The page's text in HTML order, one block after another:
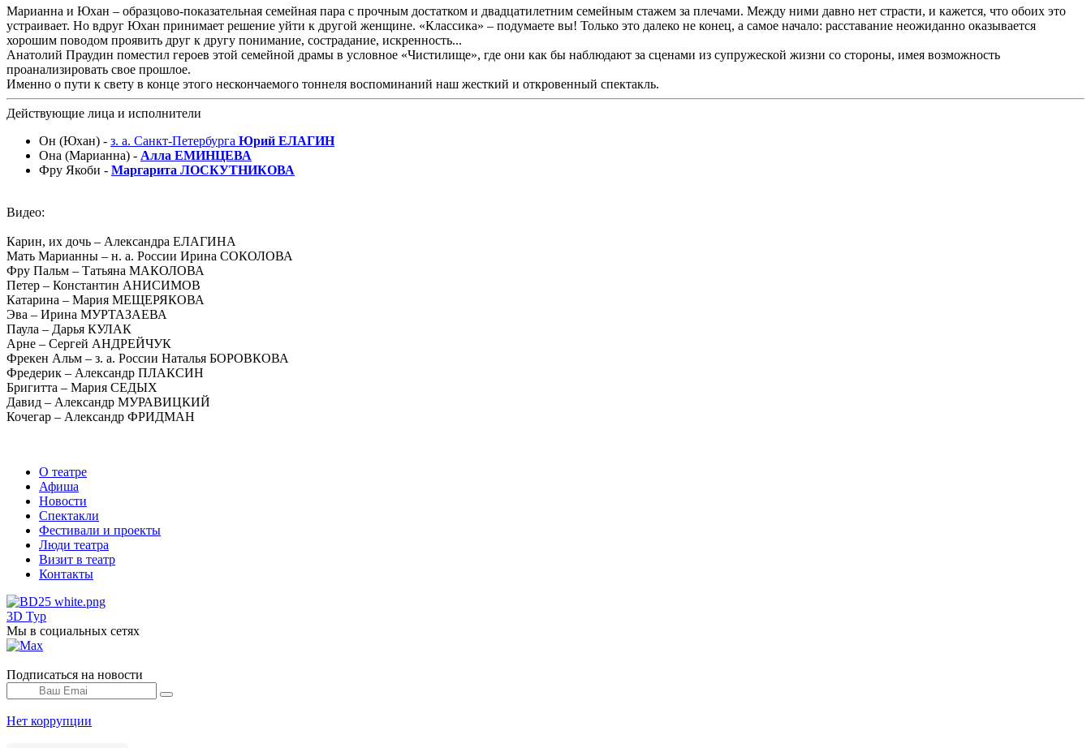
Марианна и Юхан – образцово-показательная семейная пара с прочным достатком и двадцатилетним семейным стажем за плечами. Между ними давно нет страсти, и кажется, что обоих это
устраивает. Но вдруг Юхан принимает решение уйти к другой женщине. «Классика» – подумаете вы! Только это далеко не конец, а самое начало: расставание неожиданно оказывается
хорошим поводом проявить друг к другу понимание, сострадание, искренность...
Анатолий Праудин поместил героев этой семейной драмы в условное «Чистилище», где они как бы наблюдают за сценами из супружеской жизни со стороны, имея возможность
проанализировать свое прошлое.
Именно о пути к свету в конце этого нескончаемого тоннеля воспоминаний наш жесткий и откровенный спектакль.
Действующие лица и исполнители
Он (Юхан) - з. а. Санкт-Петербурга Юрий ЕЛАГИН
Она (Марианна) - Алла ЕМИНЦЕВА
Фру Якоби - Маргарита ЛОСКУТНИКОВА
Видео:
Карин, их дочь – Александра ЕЛАГИНА
Мать Марианны – н. а. России Ирина СОКОЛОВА
Фру Пальм – Татьяна МАКОЛОВА
Петер – Константин АНИСИМОВ
Катарина – Мария МЕЩЕРЯКОВА
Эва – Ирина МУРТАЗАЕВА
Паула – Дарья КУЛАК
Арне – Сергей АНДРЕЙЧУК
Фрекен Альм – з. а. России Наталья БОРОВКОВА
Фредерик – Александр ПЛАКСИН
Бригитта – Мария СЕДЫХ
Давид – Александр МУРАВИЦКИЙ
Кочегар – Александр ФРИДМАН
О театре
Афиша
Новости
Спектакли
Фестивали и проекты
Люди театра
Визит в театр
Контакты
3D Тур
Мы в социальных сетях
Подписаться на новости
Нет коррупции